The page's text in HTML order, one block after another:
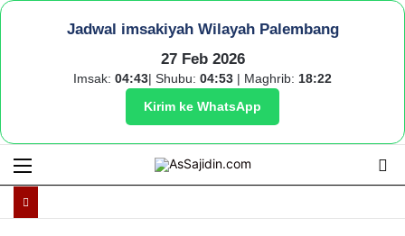
Jadwal imsakiyah Wilayah Palembang
27 Feb 2026
Imsak: 04:43| Shubu: 04:53 | Maghrib: 18:22
Kirim ke WhatsApp
Menu